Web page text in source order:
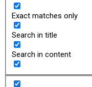
Exact matches only
Search in title
Search in content